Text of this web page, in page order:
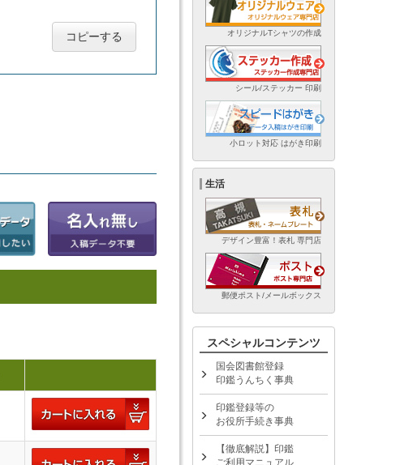
コピーする オリジナルTシャツの作成
シール/ステッカー 印刷
小ロット対応 はがき印刷
生活
デザイン豊富！表札 専門店
郵便ポスト/メールボックス
スペシャルコンテンツ
国会図書館登録
印鑑うんちく事典
印鑑登録等の
お役所手続き事典
【徹底解説】印鑑
ご利用マニュアル